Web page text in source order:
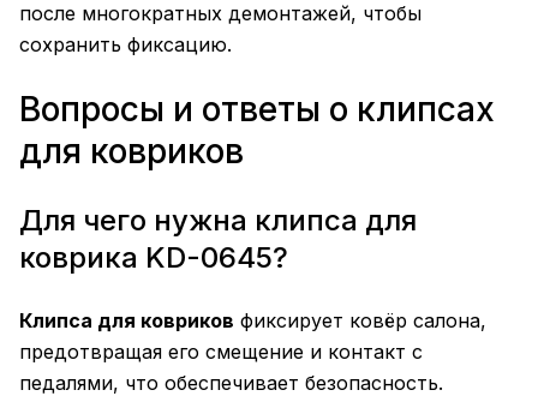
после многократных демонтажей, чтобы
сохранить фиксацию.
Вопросы и ответы о клипсах
для ковриков
Для чего нужна клипса для
коврика KD-0645?
Клипса для ковриков фиксирует ковёр салона,
предотвращая его смещение и контакт с
педалями, что обеспечивает безопасность.